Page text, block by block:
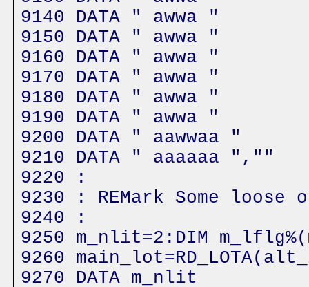
9140 DATA " awwa "
9150 DATA " awwa "
9160 DATA " awwa "
9170 DATA " awwa "
9180 DATA " awwa "
9190 DATA " awwa "
9200 DATA " aawwaa "
9210 DATA " aaaaaa ",""
9220 :
9230 : REMark Some loose
9240 :
9250 m_nlit=2:DIM
9260
9270 DATA m_nlit